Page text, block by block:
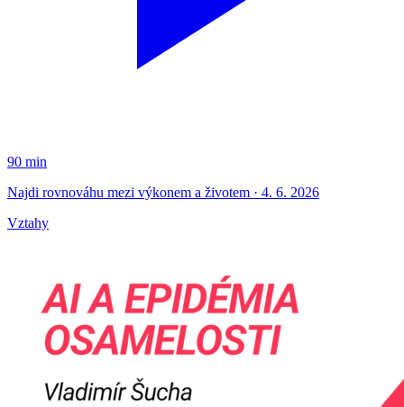
90 min
Najdi rovnováhu mezi výkonem a životem · 4. 6. 2026
Vztahy